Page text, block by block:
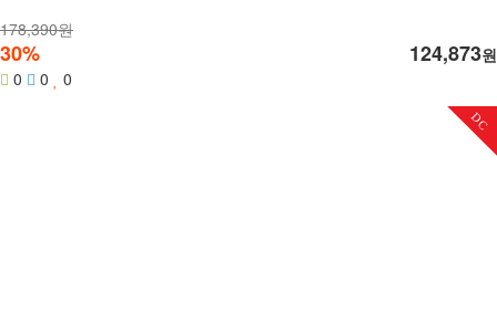
178,390원
30% 124,873원
0
0 0
DC